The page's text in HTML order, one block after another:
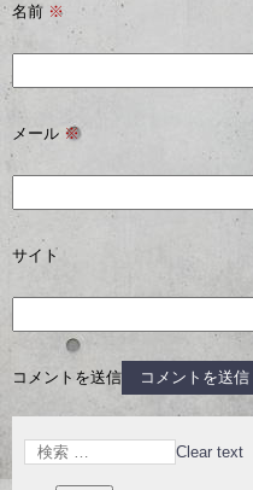
名前 ※
メール ※
サイト
コメントを送信
Clear text